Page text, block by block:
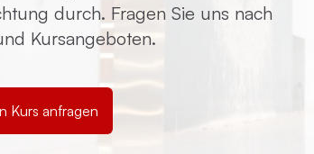
durch. Fragen Sie uns nach
Kursangeboten.
Kurs anfragen